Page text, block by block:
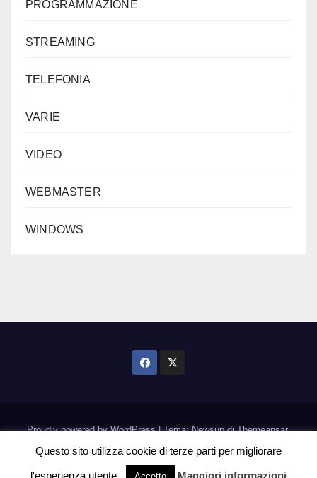
PROGRAMMAZIONE
STREAMING
TELEFONIA
VARIE
VIDEO
WEBMASTER
WINDOWS
Proudly powered by WordPress|Tema: Newsup diThemeansar.
HomeInformativa Cookie
Questo sito utilizza cookie di terze parti per migliorare
l'esperienza utente. Maggiori informazioni